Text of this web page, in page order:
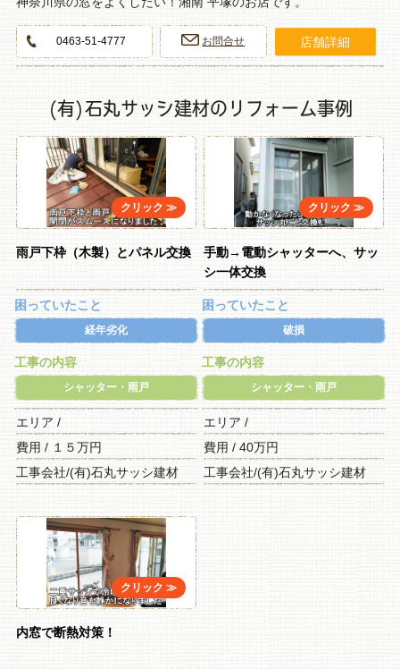
0463‐51‐4777 お問合せ 店舗詳細
(有)石丸サッシ建材のリフォーム事例
雨戸下枠（木製）とパネル交換
困っていたこと
経年劣化
工事の内容
シャッター・雨戸
エリア /
費用 / １５万円
工事会社/(有)石丸サッシ建材
手動→電動シャッターへ、サッ
シ一体交換
困っていたこと
破損
工事の内容
シャッター・雨戸
エリア /
費用 / 40万円
工事会社/(有)石丸サッシ建材
内窓で断熱対策！